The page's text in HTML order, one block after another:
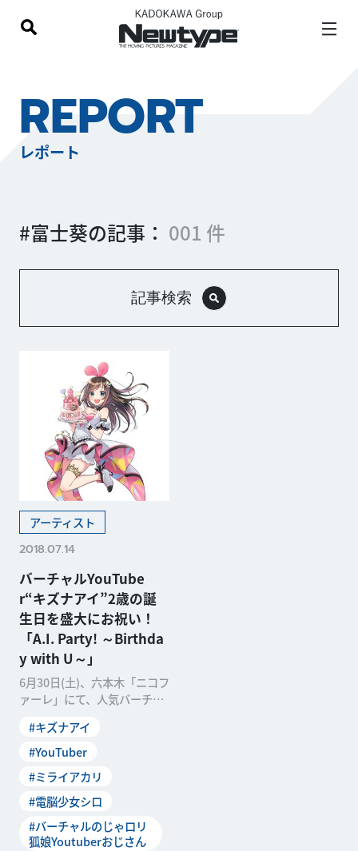
REPORT
レポート
#富士葵の記事： 001 件
記事検索
アーティスト
2018.07.14
バーチャルYouTube
r“キズナアイ”2歳の誕
生日を盛大にお祝い！
「A.I. Party! ～Birthda
y with U～」
6月30日(土)、六本木「ニコフ
ァーレ」にて、人気バーチャ
ナ#キズナアイ
#YouTuber
#ミライアカリ
#電脳少女シロ
#バーチャルのじゃロリ
狐娘Youtuberおじさん